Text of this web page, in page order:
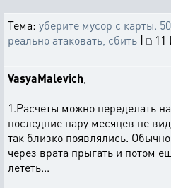
Тема: уберите мусор с карты.
реально атаковать, сбить |
11
VasyaMalevich
1.Расчеты можно переделать
последние пару месяцев не
так близко появлялись.
через врата прыгать и потом
лететь...